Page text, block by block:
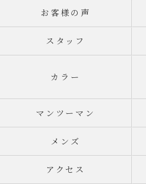
お客様の声
スタッフ
カラー
マンツーマン
メンズ
アクセス